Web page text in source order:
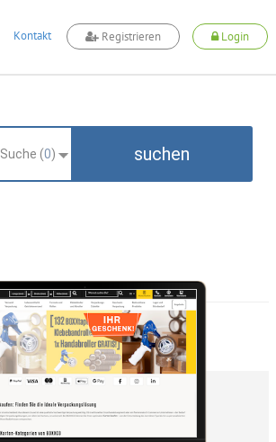
Kontakt Registrieren Login
(0) suchen